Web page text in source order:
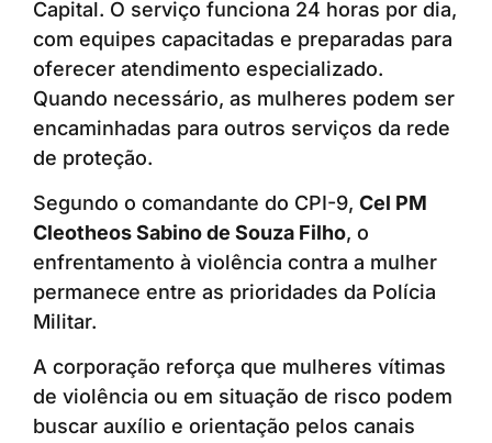
Capital. O serviço funciona 24 horas por dia,
com equipes capacitadas e preparadas para
oferecer atendimento especializado.
Quando necessário, as mulheres podem ser
encaminhadas para outros serviços da rede
de proteção.
Segundo o comandante do CPI-9, Cel PM
Cleotheos Sabino de Souza Filho, o
enfrentamento à violência contra a mulher
permanece entre as prioridades da Polícia
Militar.
A corporação reforça que mulheres vítimas
de violência ou em situação de risco podem
buscar auxílio e orientação pelos canais